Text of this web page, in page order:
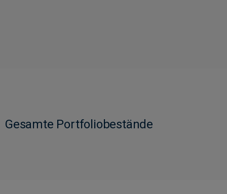
Gesamte Portfoliobestände